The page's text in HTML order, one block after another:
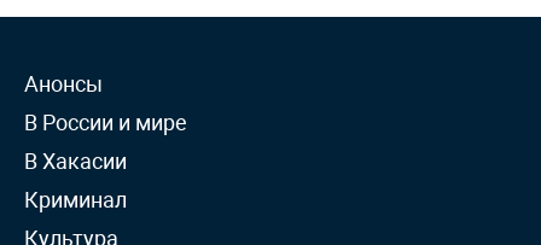
Анонсы
В России и мире
В Хакасии
Криминал
Культура